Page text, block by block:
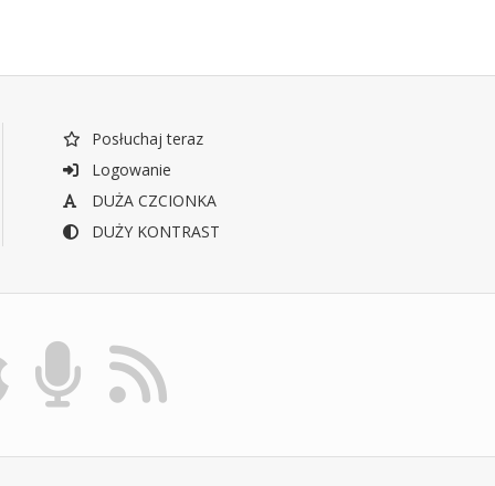
Posłuchaj teraz
Logowanie
DUŻA CZCIONKA
DUŻY KONTRAST